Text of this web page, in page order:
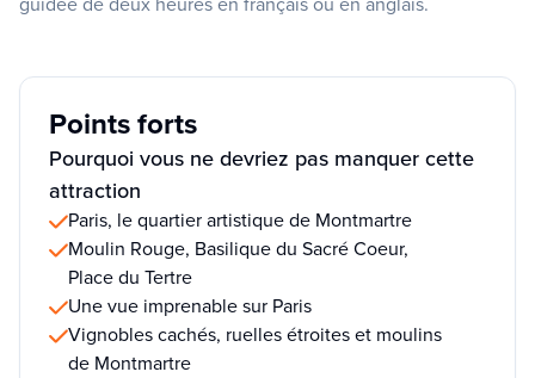
Points forts
Pourquoi vous ne devriez pas manquer cette
attraction
Paris, le quartier artistique de Montmartre
Moulin Rouge, Basilique du Sacré Coeur,
Place du Tertre
Une vue imprenable sur Paris
Vignobles cachés, ruelles étroites et moulins
de Montmartre